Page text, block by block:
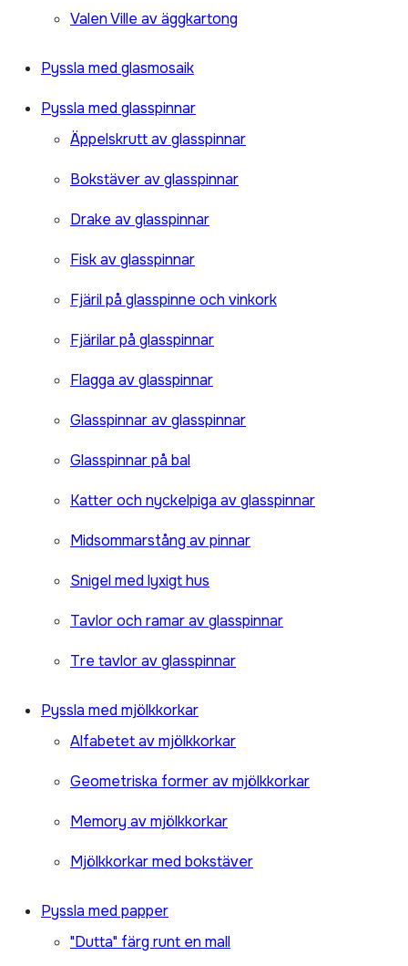
Valen Ville av äggkartong
Pyssla med glasmosaik
Pyssla med glasspinnar
Äppelskrutt av glasspinnar
Bokstäver av glasspinnar
Drake av glasspinnar
Fisk av glasspinnar
Fjäril på glasspinne och vinkork
Fjärilar på glasspinnar
Flagga av glasspinnar
Glasspinnar av glasspinnar
Glasspinnar på bal
Katter och nyckelpiga av glasspinnar
Midsommarstång av pinnar
Snigel med lyxigt hus
Tavlor och ramar av glasspinnar
Tre tavlor av glasspinnar
Pyssla med mjölkkorkar
Alfabetet av mjölkkorkar
Geometriska former av mjölkkorkar
Memory av mjölkkorkar
Mjölkkorkar med bokstäver
Pyssla med papper
"Dutta" färg runt en mall